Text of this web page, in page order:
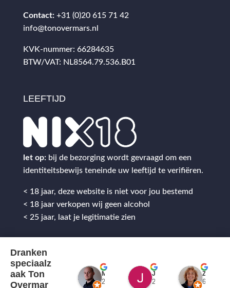
Contact: +31 (0)20 615 71 42
info@tonovermars.nl
KVK-nummer: 66284635
BTW/VAT: NL8564.79.536.B01
LEEFTIJD
let op: bij de bezorging wordt gevraagd om een
identiteitsbewijs teneinde uw leeftijd te verifiëren.
< 18 jaar, deze website is niet voor jou bestemd
< 18 jaar verkopen wij geen alcohol
< 25 jaar, laat je legitimatie zien
Dranken
speciaalz
aak Ton
Overmar
2 jaar geleden 2 jaar geleden 6 jaar